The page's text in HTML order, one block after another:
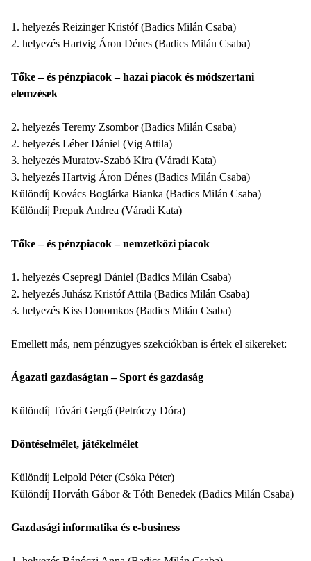
1. helyezés Reizinger Kristóf (Badics Milán Csaba)
2. helyezés Hartvig Áron Dénes (Badics Milán Csaba)
Tőke – és pénzpiacok – hazai piacok és módszertani
elemzések
2. helyezés Teremy Zsombor (Badics Milán Csaba)
2. helyezés Léber Dániel (Vig Attila)
3. helyezés Muratov-Szabó Kira (Váradi Kata)
3. helyezés Hartvig Áron Dénes (Badics Milán Csaba)
Különdíj Kovács Boglárka Bianka (Badics Milán Csaba)
Különdíj Prepuk Andrea (Váradi Kata)
Tőke – és pénzpiacok – nemzetközi piacok
1. helyezés Csepregi Dániel (Badics Milán Csaba)
2. helyezés Juhász Kristóf Attila (Badics Milán Csaba)
3. helyezés Kiss Donomkos (Badics Milán Csaba)
Emellett más, nem pénzügyes szekciókban is értek el sikereket:
Ágazati gazdaságtan – Sport és gazdaság
Különdíj Tóvári Gergő (Petróczy Dóra)
Döntéselmélet, játékelmélet
Különdíj Leipold Péter (Csóka Péter)
Különdíj Horváth Gábor & Tóth Benedek (Badics Milán Csaba)
Gazdasági informatika és e-business